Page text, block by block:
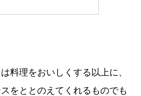
料理をおいしくする以上に、
をととのえてくれるものでも